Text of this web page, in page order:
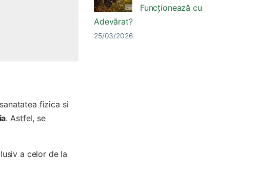
fizica si
. Astfel, se
a celor de la
Funcționează cu
Adevărat?
25/03/2026